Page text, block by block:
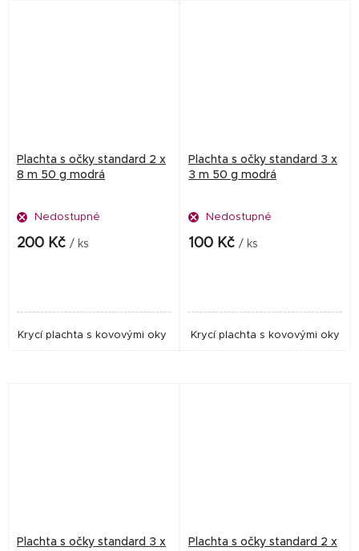
Plachta s očky standard 2 x
8 m 50 g modrá
Nedostupné
200 Kč / ks
Krycí plachta s kovovými oky
Plachta s očky standard 3 x
3 m 50 g modrá
Nedostupné
100 Kč / ks
Krycí plachta s kovovými oky
Plachta s očky standard 3 x Plachta s očky standard 2 x